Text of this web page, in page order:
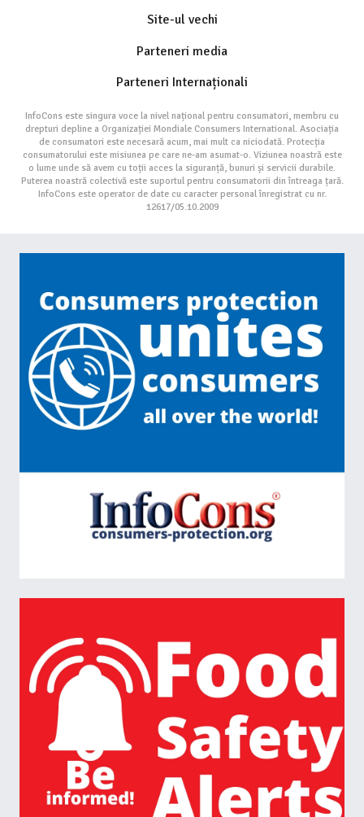
Site-ul vechi
Parteneri media
Parteneri Internaționali
InfoCons este singura voce la nivel național pentru consumatori, membru cu
drepturi depline a Organizației Mondiale Consumers International. Asociația
de consumatori este necesară acum, mai mult ca niciodată. Protecția
consumatorului este misiunea pe care ne-am asumat-o. Viziunea noastră este
o lume unde să avem cu toții acces la siguranță, bunuri și servicii durabile.
Puterea noastră colectivă este suportul pentru consumatorii din întreaga țară.
InfoCons este operator de date cu caracter personal înregistrat cu nr.
12617/05.10.2009